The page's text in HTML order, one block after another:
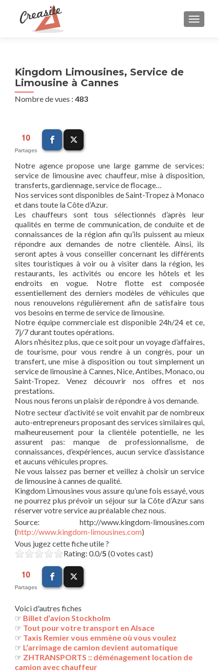
Kingdom Limousines, Service de
Limousine à Cannes
Nombre de vues : 483
10
Partages
Notre agence propose une large gamme de services:
service de limousine avec chauffeur, mise à disposition,
transferts, gardiennage, service de flocage…
Nos services sont disponibles de Saint-Tropez à Monaco
et dans toute la Côte d’Azur.
Les chauffeurs sont tous sélectionnés d’après leur
qualités en terme de communication, de conduite et de
connaissances de la région afin qu’ils puissent au mieux
répondre aux demandes de notre clientèle. Ainsi, ils
seront aptes à vous conseiller concernant les différents
sites touristiques à voir ou à visiter dans la région, les
restaurants, les activités ou encore les hôtels et les
endroits en vogue. Notre flotte est composée
essentiellement des derniers modèles de véhicules que
nous renouvelons régulièrement afin de satisfaire tous
vos besoins en terme de service de limousine.
Notre équipe commerciale est disponible 24h/24 et ce,
7j/7 durant toutes opérations.
Alors n’hésitez plus, que ce soit pour un voyage d’affaires,
de tourisme, pour vous rendre à un congrès, pour un
transfert, une mise à disposition ou tout simplement un
service de limousine à Cannes, Nice, Antibes, Monaco, ou
Saint-Tropez. Venez découvrir nos offres et nos
prestations.
Nous nous ferons un plaisir de répondre à vos demande.
Notre secteur d’activité se voit envahit par de nombreux
auto-entrepreneurs proposant des services similaires qui,
malheureusement pour la clientèle potentielle, ne les
assurent pas: manque de professionnalisme, de
connaissances, d’expériences, aucun service d’assistance
et aucuns véhicules propres.
Ne vous laissez pas berner et veillez à choisir un service
de limousine à cannes de qualité.
Kingdom Limousines vous assure qu’une fois essayé, vous
ne pourrez plus prévoir un séjour sur la Côte d’Azur sans
réserver votre service au préalable chez nous.
Source: http://www.kingdom-limousines.com
(http://www.kingdom-limousines.com)
Vous jugez cette fiche utile ?
Rating: 0.0/5 (0 votes cast)
10
Partages
Voici d'autres fiches
☞ Billet d’avion Stockholm
☞ Tout pour votre transport en Alsace
☞ Taxis Remier vous emmène où vous voulez
☞ L’arrimage de camion devient automatique
☞ ZHTRANSPORTS :: déménagement location de
camion avec chauffeur